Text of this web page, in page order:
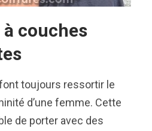
couches
toujours ressortir le
d’une femme. Cette
de porter avec des